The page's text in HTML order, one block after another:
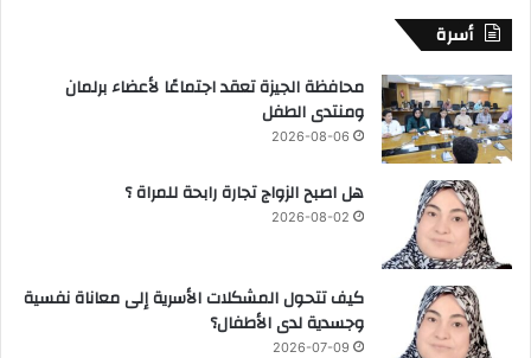
أسرة
محافظة الجيزة تعقد اجتماعًا لأعضاء برلمان
ومنتدى الطفل
2026-08-06
هل اصبح الزواج تجارة رابحة للمراة ؟
2026-08-02
كيف تتحول المشكلات الأسرية إلى معاناة نفسية
وجسدية لدى الأطفال؟
2026-07-09